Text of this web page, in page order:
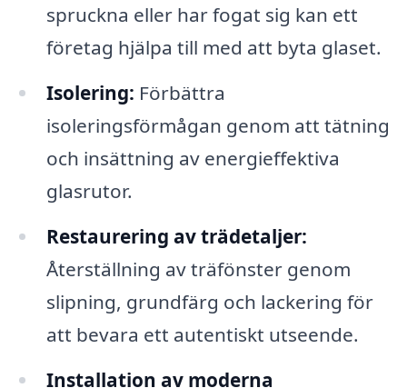
spruckna eller har fogat sig kan ett
företag hjälpa till med att byta glaset.
Isolering: Förbättra
isoleringsförmågan genom att tätning
och insättning av energieffektiva
glasrutor.
Restaurering av trädetaljer:
Återställning av träfönster genom
slipning, grundfärg och lackering för
att bevara ett autentiskt utseende.
Installation av moderna